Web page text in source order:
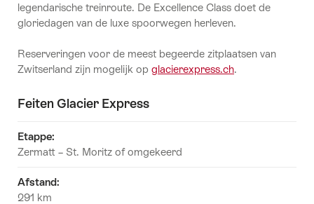
legendarische treinroute. De Excellence Class doet de
gloriedagen van de luxe spoorwegen herleven.
Reserveringen voor de meest begeerde zitplaatsen van
Zwitserland zijn mogelijk op glacierexpress.ch.
Feiten Glacier Express
Etappe:
Zermatt – St. Moritz of omgekeerd
Afstand:
291 km